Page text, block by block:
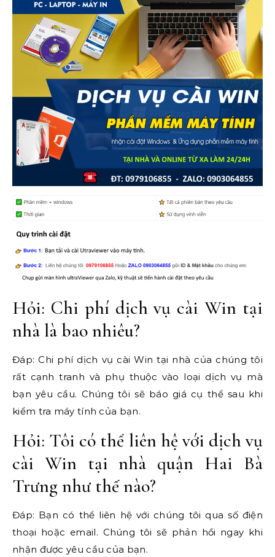
Hỏi: Chi phí dịch vụ cài Win tại
nhà là bao nhiêu?
Đáp: Chi phí dịch vụ cài Win tại nhà của chúng tôi
rất cạnh tranh và phụ thuộc vào loại dịch vụ mà
bạn yêu cầu. Chúng tôi sẽ báo giá cụ thể sau khi
kiểm tra máy tính của bạn.
Hỏi: Tôi có thể liên hệ với dịch vụ
cài Win tại nhà quận Hai Bà
Trưng như thế nào?
Đáp: Bạn có thể liên hệ với chúng tôi qua số điện
thoại hoặc email. Chúng tôi sẽ phản hồi ngay khi
nhận được yêu cầu của bạn.